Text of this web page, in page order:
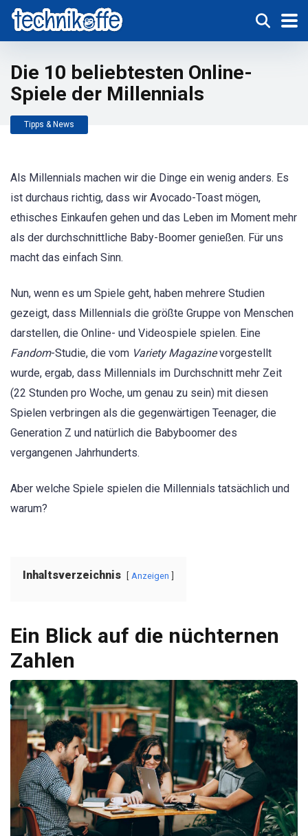
Die 10 beliebtesten Online-
Spiele der Millennials
Tipps & News
Als Millennials machen wir die Dinge ein wenig anders. Es
ist durchaus richtig, dass wir Avocado-Toast mögen,
ethisches Einkaufen gehen und das Leben im Moment mehr
als der durchschnittliche Baby-Boomer genießen. Für uns
macht das einfach Sinn.
Nun, wenn es um Spiele geht, haben mehrere Studien
gezeigt, dass Millennials die größte Gruppe von Menschen
darstellen, die Online- und Videospiele spielen. Eine
Fandom-Studie, die vom Variety Magazinevorgestellt
wurde, ergab, dass Millennials im Durchschnitt mehr Zeit
(22 Stunden pro Woche, um genau zu sein) mit diesen
Spielen verbringen als die gegenwärtigen Teenager, die
Generation Z und natürlich die Babyboomer des
vergangenen Jahrhunderts.
Aber welche Spiele spielen die Millennials tatsächlich und
warum?
Inhaltsverzeichnis Anzeigen
Ein Blick auf die nüchternen
Zahlen